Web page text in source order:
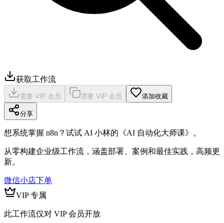
获取工作流
需要 VIP 会员 需要 VIP 会员 添加收藏
分享
想系统掌握 n8n？试试 AI 小林的《AI 自动化大师课》。
从零构建企业级工作流，涵盖部署、案例和最佳实践，高频更
新。
微信小店下单
VIP 专属
此工作流仅对 VIP 会员开放